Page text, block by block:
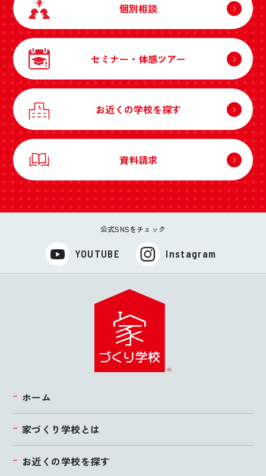
個別相談
セミナー・体感ツアー
お近くの学校を探す
資料請求
公式SNSをチェック
YOUTUBE Instagram
ホーム
家づくり学校とは
お近くの学校を探す